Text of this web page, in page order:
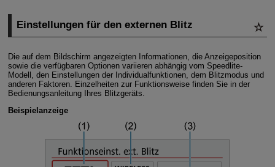
Einstellungen für den externen Blitz
Die auf dem Bildschirm angezeigten Informationen, die Anzeigeposition
sowie die verfügbaren Optionen variieren abhängig vom Speedlite-
Modell, den Einstellungen der Individualfunktionen, dem Blitzmodus und
anderen Faktoren. Einzelheiten zur Funktionsweise finden Sie in der
Bedienungsanleitung Ihres Blitzgeräts.
Beispielanzeige